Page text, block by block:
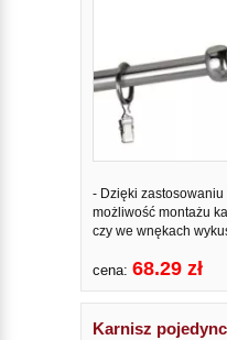
- Dzięki zastosowaniu
możliwość montażu
czy we wnękach
cena: 68.29 zł
Karnisz